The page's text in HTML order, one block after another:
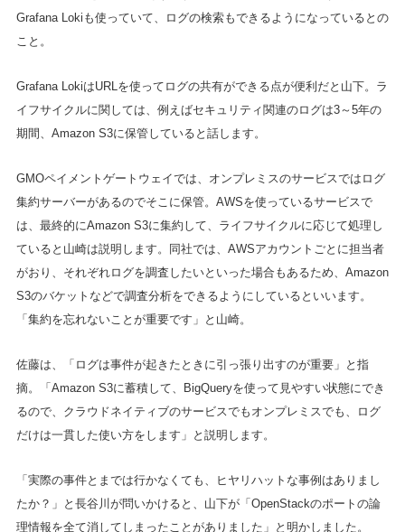
Grafana Lokiも使っていて、ログの検索もできるようになっているとの
こと。
Grafana LokiはURLを使ってログの共有ができる点が便利だと山下。ラ
イフサイクルに関しては、例えばセキュリティ関連のログは3～5年の
期間、Amazon S3に保管していると話します。
GMOペイメントゲートウェイでは、オンプレミスのサービスではログ
集約サーバーがあるのでそこに保管。AWSを使っているサービスで
は、最終的にAmazon S3に集約して、ライフサイクルに応じて処理し
ていると山崎は説明します。同社では、AWSアカウントごとに担当者
がおり、それぞれログを調査したいといった場合もあるため、Amazon
S3のバケットなどで調査分析をできるようにしているといいます。
「集約を忘れないことが重要です」と山崎。
佐藤は、「ログは事件が起きたときに引っ張り出すのが重要」と指
摘。「Amazon S3に蓄積して、BigQueryを使って見やすい状態にでき
るので、クラウドネイティブのサービスでもオンプレミスでも、ログ
だけは一貫した使い方をします」と説明します。
「実際の事件とまでは行かなくても、ヒヤリハットな事例はありまし
たか？」と長谷川が問いかけると、山下が「OpenStackのポートの論
理情報を全て消してしまったことがありました」と明かしました。